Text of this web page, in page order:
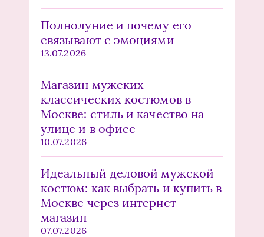
Полнолуние и почему его
связывают с эмоциями
13.07.2026
Магазин мужских
классических костюмов в
Москве: стиль и качество на
улице и в офисе
10.07.2026
Идеальный деловой мужской
костюм: как выбрать и купить в
Москве через интернет-
магазин
07.07.2026